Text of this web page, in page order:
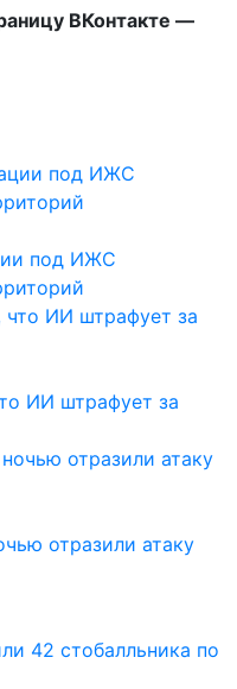
ВКонтакте —
под ИЖС
ИИ штрафует за
отразили атаку